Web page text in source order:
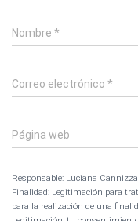
Nombre *
Correo electrónico *
Página web
Responsable: Luciana
Finalidad: Legitimación para
para la realización de una